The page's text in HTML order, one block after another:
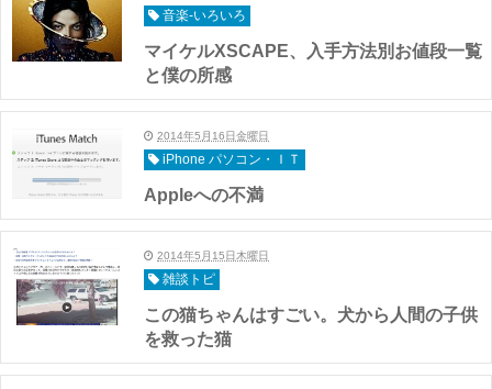
音楽-いろいろ
マイケルXSCAPE、入手方法別お値段一覧
と僕の所感
2014年5月16日金曜日
iPhone パソコン・ＩＴ
Appleへの不満
2014年5月15日木曜日
雑談トピ
この猫ちゃんはすごい。犬から人間の子供
を救った猫